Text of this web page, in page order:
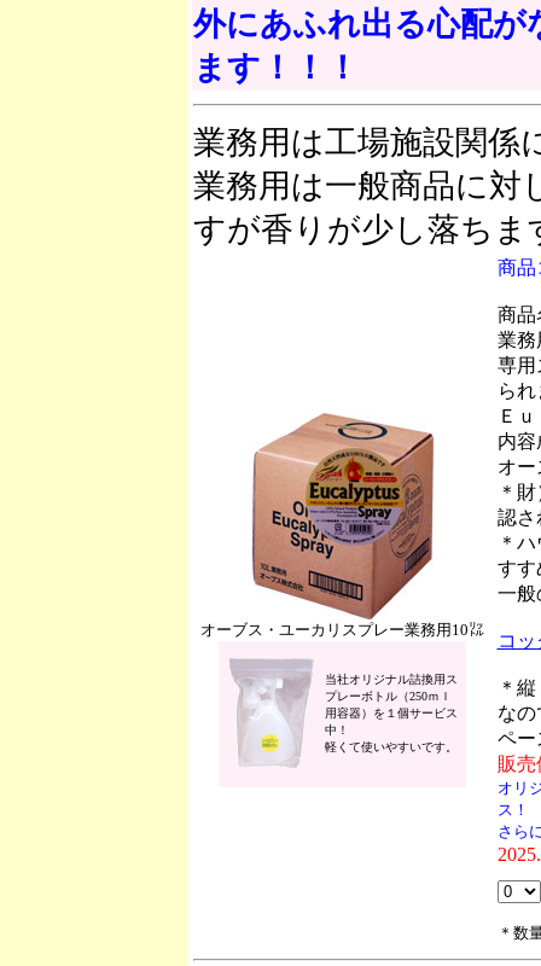
外にあふれ出る心配
ます！！！
業務用は工場施設関係
業務用は一般商品に対
すが香りが少し落ちま
オーブス・ユーカリスプレー業務用10㍑
当社オリジナル詰換用ス
プレーボトル（250ｍｌ
用容器）を１個サービス
中！
軽くて使いやすいです。
商
商品
業務
専用
ら
Ｅ
内
オ
＊
認さ
＊
すす
一般
コ
＊
な
ペー
販売
オリ
ス！
さら
＊数